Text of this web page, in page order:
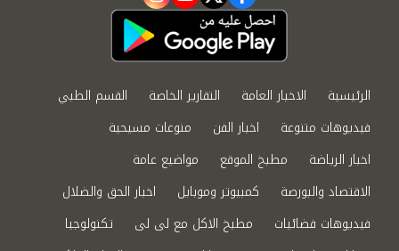
الرئيسية الاخبار العامة التقارير الخاصة
القسم الطبي
فيديوهات متنوعة
اخبار الفن
منوعات مسيحية
اخبار الرياضة
مطبخ الموقع
مواضيع عامة
الاقتصاد والبورصة
كمبيوتر وموبايل
اخبار الحق والضلال
فيديوهات فضائيات
مطبخ الاكل مع لى لى
تكنولوجيا